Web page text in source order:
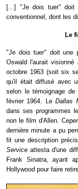
[...] "Je dois tuer" doit
conventionnel, dont les
Le
"Je dois tuer" doit une
Oswald l'aurait
octobre 1963 (soit six
qu'il était diffusé avec
selon le témoignage
février 1964. LeDallas
dans ses programmes
non le film d'Allen.
dernière minute a pu
fit une description
Service attesta d'une
Frank Sinatra, ayant
Hollywood pour faire